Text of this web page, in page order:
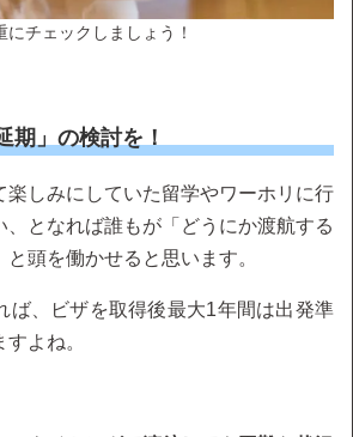
チェックしましょう！
」の検討を！
楽しみにしていた留学やワーホリに行
、となれば誰もが「どうにか渡航する
頭を働かせると思います。
ば、ビザを取得後最大1年間は出発準
よね。